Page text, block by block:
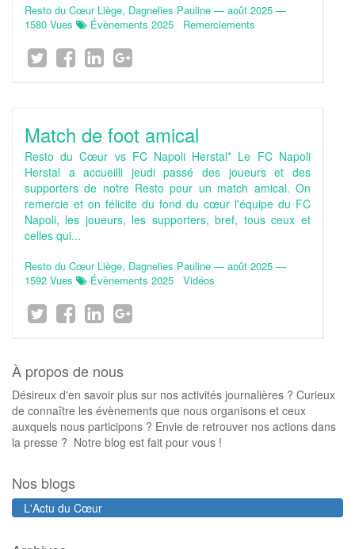
Resto du Cœur Liège, Dagnelies Pauline — août 2025 —
1580 Vues
Évènements 2025 Remerciements
Match de foot amical
Resto du Cœur vs FC Napoli Herstal* Le FC Napoli
Herstal a accueilli jeudi passé des joueurs et des
supporters de notre Resto pour un match amical. On
remercie et on félicite du fond du cœur l'équipe du FC
Napoli, les joueurs, les supporters, bref, tous ceux et
celles qui...
Resto du Cœur Liège, Dagnelies Pauline — août 2025 —
1592 Vues
Évènements 2025 Vidéos
À propos de nous
Désireux d'en savoir plus sur nos activités journalières ? Curieux
de connaître les évènements que nous organisons et ceux
auxquels nous participons ? Envie de retrouver nos actions dans
la presse ? Notre blog est fait pour vous !
Nos blogs
L'Actu du Cœur